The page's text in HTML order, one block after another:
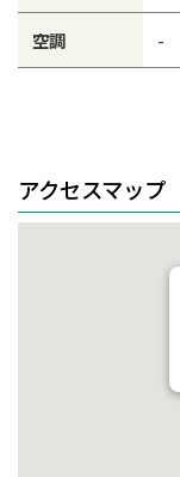
空調 -
アクセスマップ